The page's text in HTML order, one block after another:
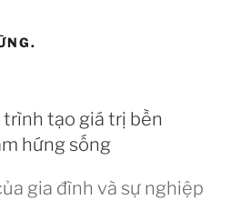
trình tạo giá trị bền
hứng sống
gia đình và sự nghiệp